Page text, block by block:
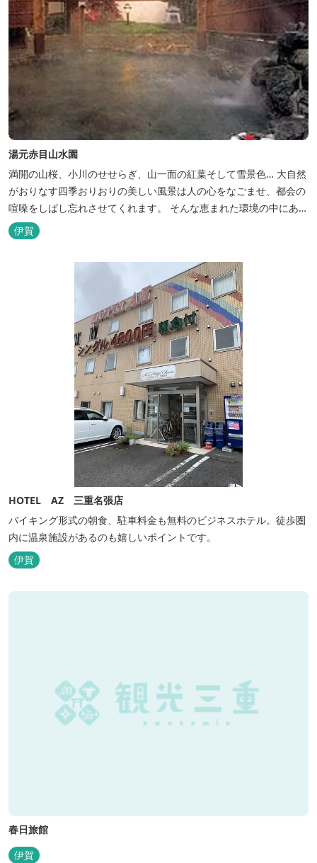
湯元赤目山水園
満開の山桜、小川のせせらぎ、山一面の紅葉そして雪景色… 大自然
がおりなす四季おりおりの美しい風景は人の心をなごませ、都会の
喧噪をしばし忘れさせてくれます。 そんな恵まれた環境の中にあ
る、純和風造りの閑静なたたずまい …それが赤目山水園です。 ま
た、赤目山水園の園内からこんこんと湧き出る天然温泉「赤目温泉
伊賀
HOTEL AZ 三重名張店
バイキング形式の朝食、駐車料金も無料のビジネスホテル。徒歩圏
内に温泉施設があるのも嬉しいポイントです。
伊賀
春日旅館
伊賀